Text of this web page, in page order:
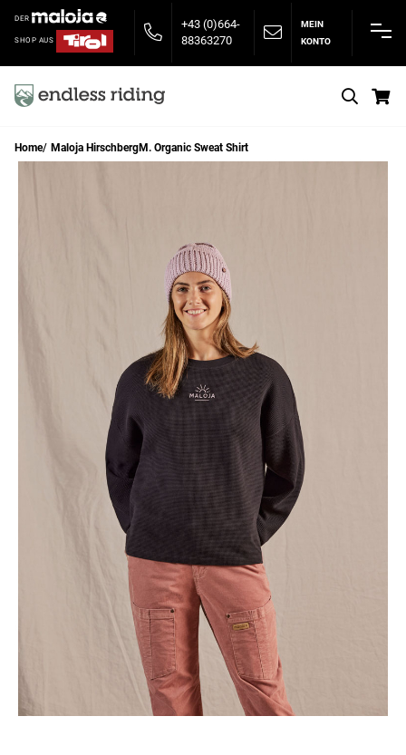
DER
SHOP AUS
+43 (0)664-
88363270
MEIN
KONTO
Home Maloja HirschbergM. Organic Sweat Shirt